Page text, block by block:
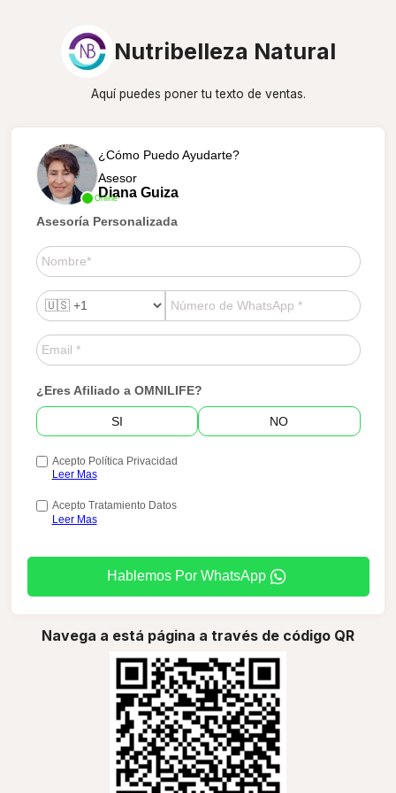
Nutribelleza Natural
Aquí puedes poner tu texto de ventas.
Online
¿Cómo Puedo Ayudarte?
Asesor
Diana Guiza
Asesoría Personalizada
¿Eres Afiliado a OMNILIFE?
SI NO
Acepto Política Privacidad
Leer Mas
Acepto Tratamiento Datos
Leer Mas
Hablemos Por WhatsApp
Navega a está página a través de código QR